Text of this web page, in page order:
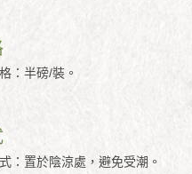
：半磅/裝。
：置於陰涼處，避免受潮。